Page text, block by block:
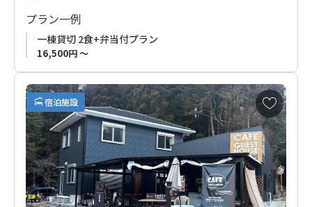
プラン一例
一棟貸切 2食+弁当付プラン
16,500円 ～
宿泊施設
お
気
に
入
り
に
追
加